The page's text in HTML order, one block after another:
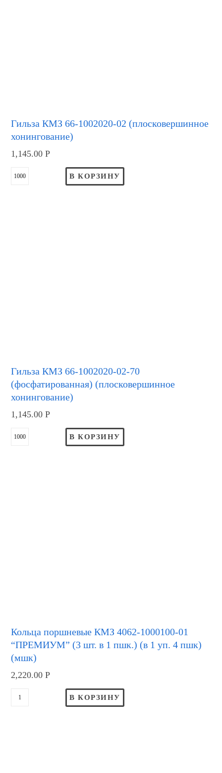
Гильза КМЗ 66-1002020-02 (плосковершинное
хонингование)
1,145.00Р
В КОРЗИНУ
Гильза КМЗ 66-1002020-02-70
(фосфатированная) (плосковершинное
хонингование)
1,145.00Р
В КОРЗИНУ
Кольца поршневые КМЗ 4062-1000100-01
“ПРЕМИУМ” (3 шт. в 1 пшк.) (в 1 уп. 4 пшк)
(мшк)
2,220.00Р
В КОРЗИНУ